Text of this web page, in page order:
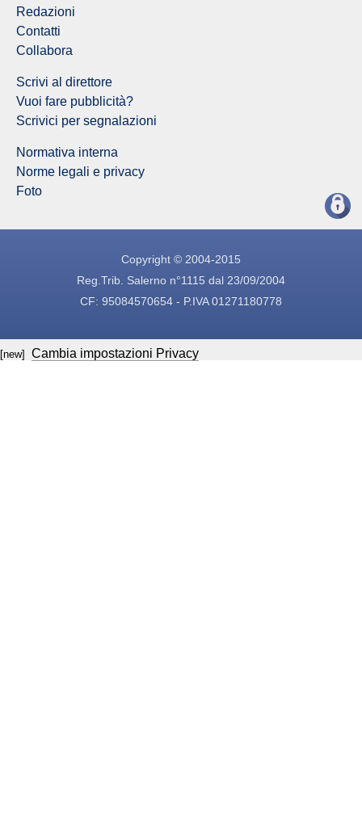
Redazioni
Contatti
Collabora
Scrivi al direttore
Vuoi fare pubblicità?
Scrivici per segnalazioni
Normativa interna
Norme legali e privacy
Foto
Copyright © 2004-2015
Reg.Trib. Salerno n°1115 dal 23/09/2004
CF: 95084570654 - P.IVA 01271180778
[new] Cambia impostazioni Privacy